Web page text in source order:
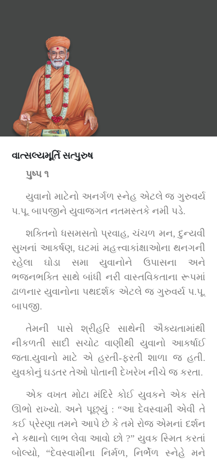
વાત્સલ્યમૂર્તિ સત્પુરુષ
પુષ્પ ૧
યુવાનો માટેનો અનર્ગળ સ્નેહ એટલે જ ગુરુવર્ય
પ.પૂ. બાપજીને યુવાજગત નતમસ્તકે નમી પડે.
શક્તિનો ધસમસતો પ્રવાહ, ચંચળ મન, દુન્યવી
સુખનાં આકર્ષણ, ઘટમાં મહત્ત્વાકાંક્ષાઓના થનગની
રહેલા ઘોડા સમા યુવાનોને ઉપાસના અને
ભજનભક્તિ સાથે બાંધી નરી વાસ્તવિકતાના રૂપમાં
ઢાળનાર યુવાનોના પથદર્શક એટલે જ ગુરુવર્ય પ.પૂ.
બાપજી.
તેમની પાસે શ્રીહરિ સાથેની ઐક્યતામાંથી
નીકળતી સાદી સચોટ વાણીથી યુવાનો આકર્ષાઈ
જતા.યુવાનો માટે એ હરતી-ફરતી શાળા જ હતી.
યુવકોનું ઘડતર તેઓ પોતાની દેખરેખ નીચે જ કરતા.
એક વખત મોટા મંદિરે કોઈ યુવકને એક સંતે
ઊભો રાખ્યો. અને પૂછ્યું : “આ દેવસ્વામી એવી તે
કઈ પ્રેરણા તમને આપે છે કે તમે રોજ એમનાં દર્શન
ને કથાનો લાભ લેવા આવો છો ?” યુવક સ્મિત કરતાં
બોલ્યો, “દેવસ્વામીના નિર્મળ, નિર્ભેળ સ્નેહે મને